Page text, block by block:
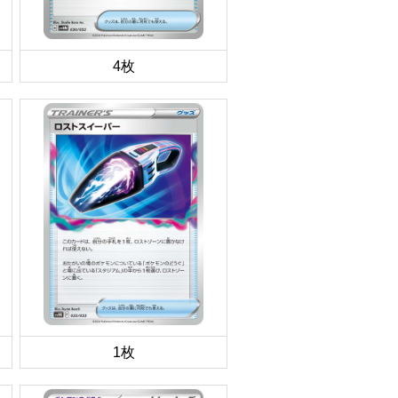
4枚
1枚